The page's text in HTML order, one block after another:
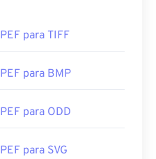
PEF para TIFF
PEF para BMP
PEF para ODD
PEF para SVG